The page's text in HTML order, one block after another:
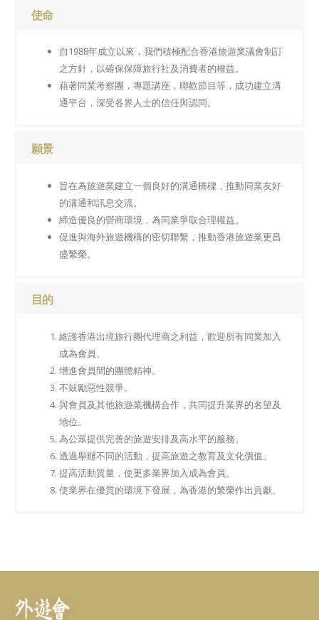
使命
自1988年成立以來，我們積極配合香港旅遊業議會制訂
之方針，以確保保障旅行社及消費者的權益。
藉著同業考察團，專題講座，聯歡節目等，成功建立溝
通平台，深受各界人士的信任與認同。
願景
旨在為旅遊業建立一個良好的溝通橋樑，推動同業友好
的溝通和訊息交流。
締造優良的營商環境，為同業爭取合理權益。
促進與海外旅遊機構的密切聯繫，推動香港旅遊業更昌
盛繁榮。
目的
維護香港出境旅行團代理商之利益，歡迎所有同業加入
成為會員。
增進會員間的團體精神。
不鼓勵惡性競爭。
與會員及其他旅遊業機構合作，共同提升業界的名望及
地位。
為公眾提供完善的旅遊安排及高水平的服務。
透過舉辦不同的活動，提高旅遊之教育及文化價值。
提高活動質量，使更多業界加入成為會員。
使業界在優質的環境下發展，為香港的繁榮作出貢獻。